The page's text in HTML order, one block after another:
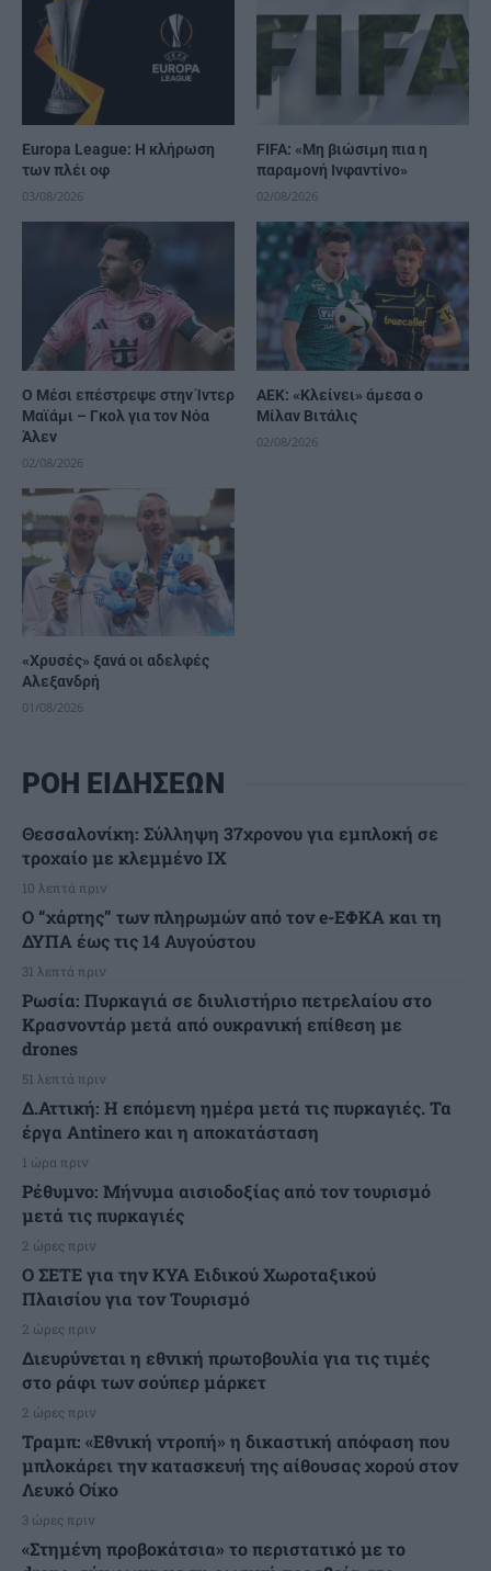
Europa League: Η κλήρωση
των πλέι οφ
03/08/2026
FIFA: «Μη βιώσιμη πια η
παραμονή Ινφαντίνο»
02/08/2026
Ο Μέσι επέστρεψε στην Ίντερ
Μαϊάμι – Γκολ για τον Νόα
Άλεν
02/08/2026
ΑΕΚ: «Κλείνει» άμεσα ο
Μίλαν Βιτάλις
02/08/2026
«Χρυσές» ξανά οι αδελφές
Αλεξανδρή
01/08/2026
ΡΟΗ ΕΙΔΗΣΕΩΝ
Θεσσαλονίκη: Σύλληψη 37χρονου για εμπλοκή σε
τροχαίο με κλεμμένο ΙΧ
10 λεπτά πριν
Ο “χάρτης” των πληρωμών από τον e-ΕΦΚΑ και τη
ΔΥΠΑ έως τις 14 Αυγούστου
31 λεπτά πριν
Ρωσία: Πυρκαγιά σε διυλιστήριο πετρελαίου στο
Κρασνοντάρ μετά από ουκρανική επίθεση με
drones
51 λεπτά πριν
Δ.Αττική: Η επόμενη ημέρα μετά τις πυρκαγιές. Τα
έργα Antinero και η αποκατάσταση
1 ώρα πριν
Ρέθυμνο: Μήνυμα αισιοδοξίας από τον τουρισμό
μετά τις πυρκαγιές
2 ώρες πριν
Ο ΣΕΤΕ για την ΚΥΑ Ειδικού Χωροταξικού
Πλαισίου για τον Τουρισμό
2 ώρες πριν
Διευρύνεται η εθνική πρωτοβουλία για τις τιμές
στο ράφι των σούπερ μάρκετ
2 ώρες πριν
Τραμπ: «Εθνική ντροπή» η δικαστική απόφαση που
μπλοκάρει την κατασκευή της αίθουσας χορού στον
Λευκό Οίκο
3 ώρες πριν
«Στημένη προβοκάτσια» το περιστατικό με το